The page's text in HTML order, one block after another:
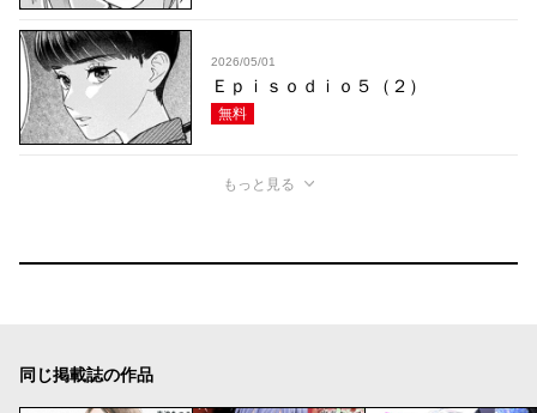
2026/05/01
Ｅｐｉｓｏｄｉｏ５（２）
無料
もっと見る
同じ掲載誌の作品